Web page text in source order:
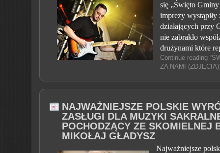
się „Święto
imprezy wystąpiły
działających przy
nie zabrakło
drużynami które
Continue reading
ZA NAMI
NAJWAŻNIEJSZE POLSKIE
ZASŁUGI DLA MUZYKI
POCHODZĄCY ZE SKOMIELNEJ
MIKOŁAJ GŁADYSZ
Najważniejsze